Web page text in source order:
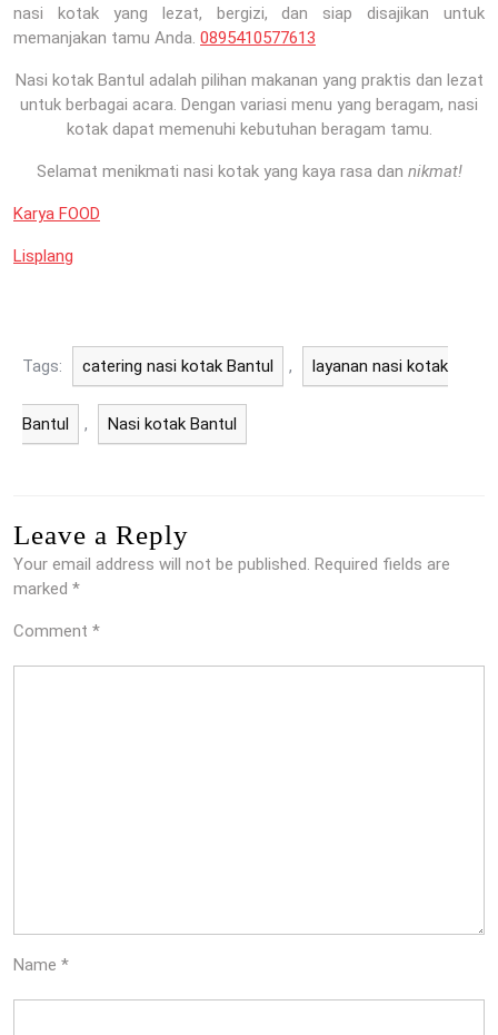
nasi kotak yang lezat, bergizi, dan siap disajikan untuk
memanjakan tamu Anda. 0895410577613
Nasi kotak Bantul adalah pilihan makanan yang praktis dan lezat
untuk berbagai acara. Dengan variasi menu yang beragam, nasi
kotak dapat memenuhi kebutuhan beragam tamu.
Selamat menikmati nasi kotak yang kaya rasa dan nikmat!
Karya FOOD
Lisplang
Tags: catering nasi kotak Bantul , layanan nasi kotak
Bantul , Nasi kotak Bantul
Leave a Reply
Your email address will not be published. Required fields are
marked *
Comment *
Name *